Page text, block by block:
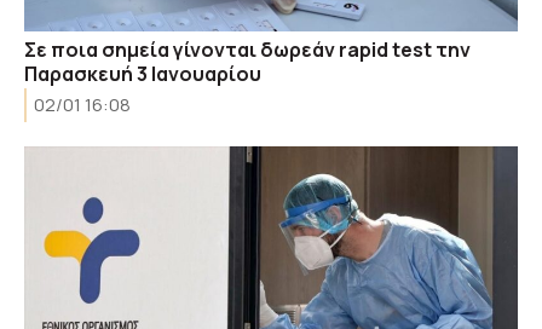
Σε ποια σημεία γίνονται δωρεάν rapid test την
Παρασκευή 3 Ιανουαρίου
02/01 16:08